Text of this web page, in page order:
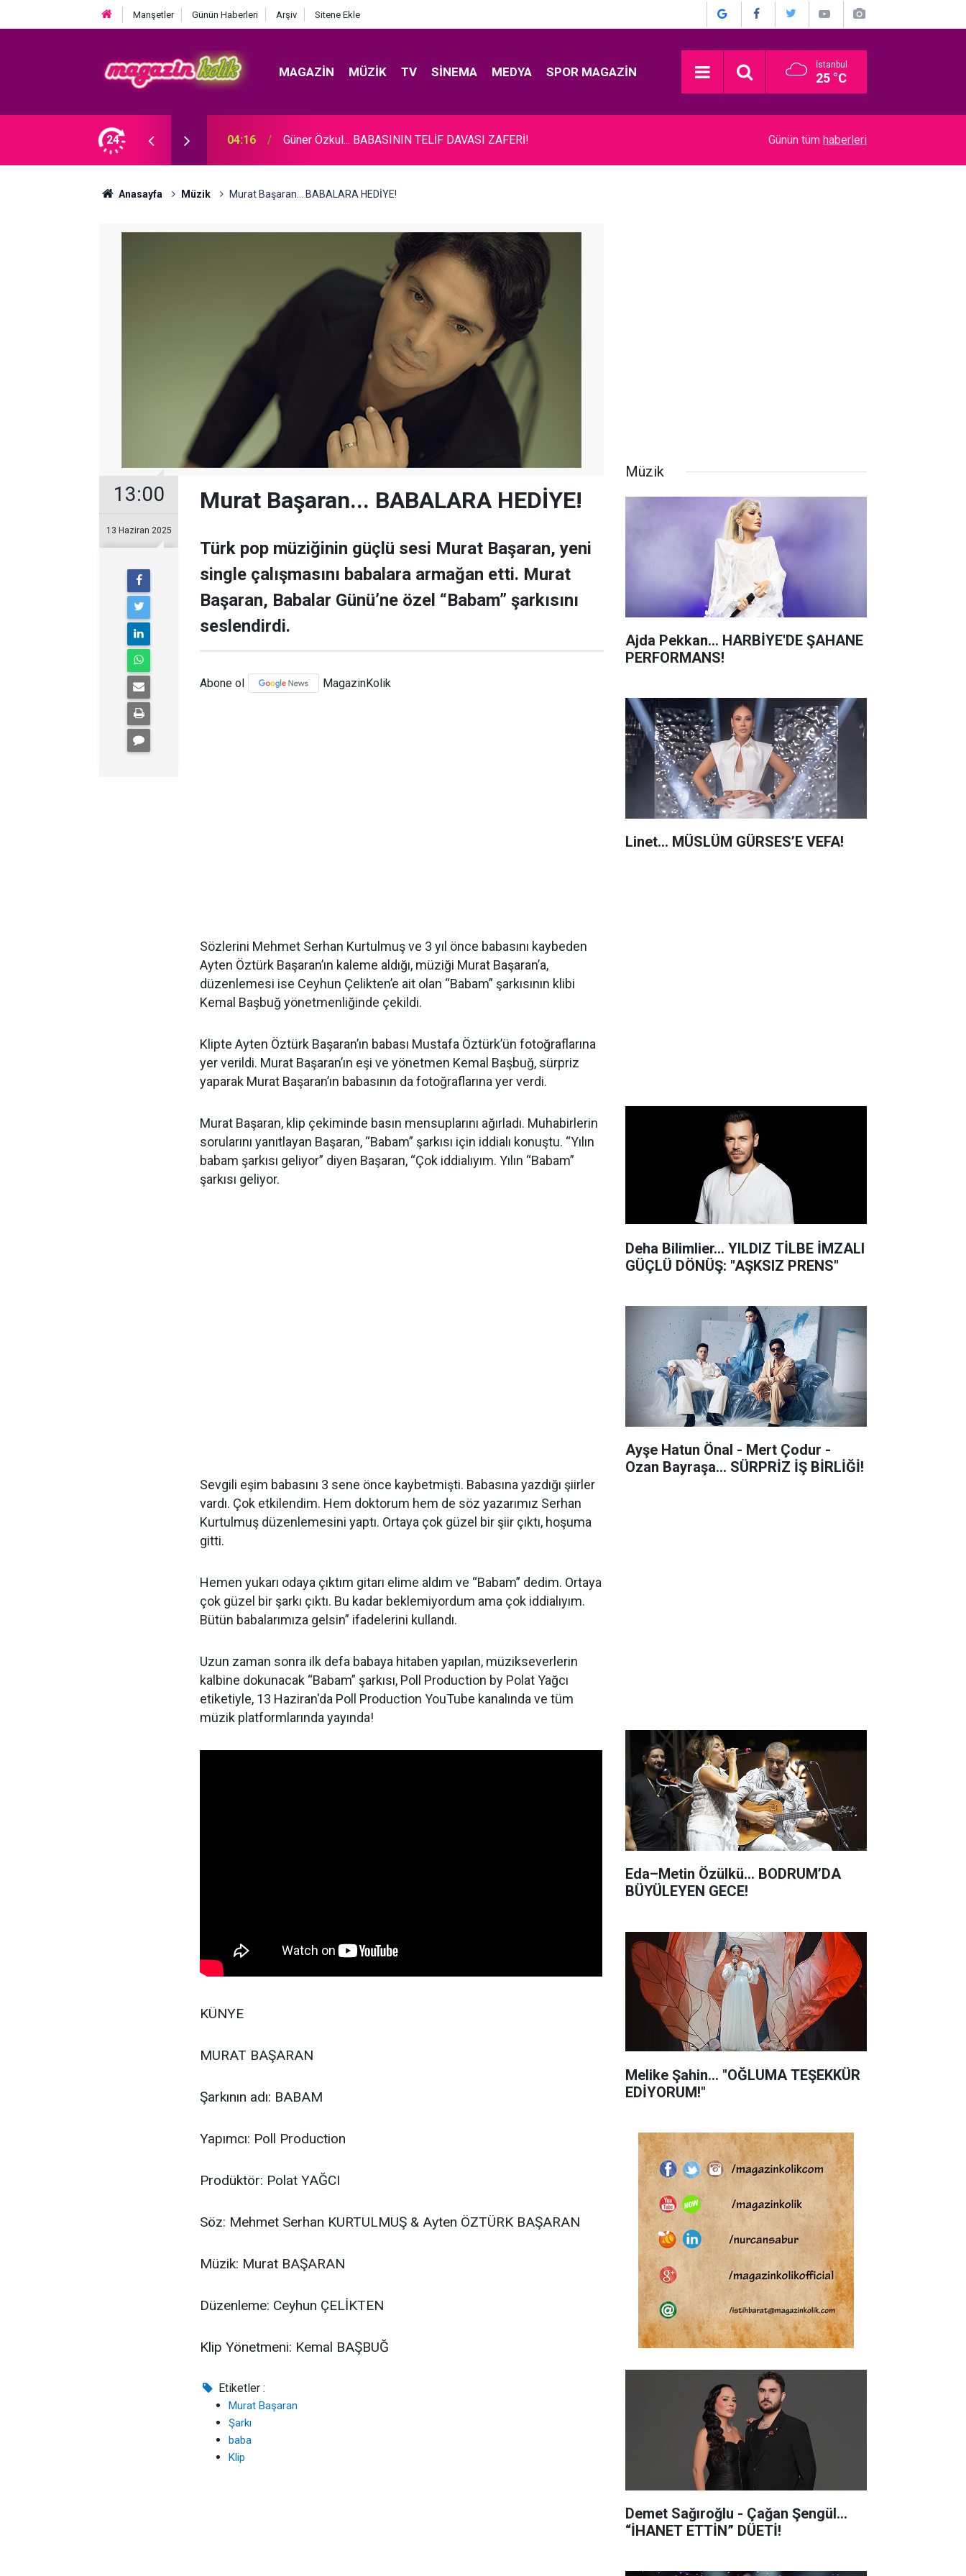
Manşetler Günün Haberleri Arşiv Sitene Ekle
MAGAZIN MÜZIK TV SINEMA MEDYA SPOR MAGAZIN İstanbul
25 °C
24 04:08 Atiye... KONSER ÖNCESİ FENALAŞINCA HASTANEYE KALDIRILDI! Rihanna… 10 YIL SONRA YENİ ALBÜM İÇİN
Günün tüm haberleri
Anasayfa Müzik Murat Başaran... BABALARA HEDİYE!
13:00
13 Haziran 2025
Murat Başaran... BABALARA HEDİYE!
Türk pop müziğinin güçlü sesi Murat Başaran, yeni
single çalışmasını babalara armağan etti. Murat
Başaran, Babalar Günü’ne özel “Babam” şarkısını
seslendirdi.
Abone ol MagazinKolik
Sözlerini Mehmet Serhan Kurtulmuş ve 3 yıl önce babasını kaybeden
Ayten Öztürk Başaran’ın kaleme aldığı, müziği Murat Başaran’a,
düzenlemesi ise Ceyhun Çelikten’e ait olan “Babam” şarkısının klibi
Kemal Başbuğ yönetmenliğinde çekildi.
Klipte Ayten Öztürk Başaran’ın babası Mustafa Öztürk’ün fotoğraflarına
yer verildi. Murat Başaran’ın eşi ve yönetmen Kemal Başbuğ, sürpriz
yaparak Murat Başaran’ın babasının da fotoğraflarına yer verdi.
Murat Başaran, klip çekiminde basın mensuplarını ağırladı. Muhabirlerin
sorularını yanıtlayan Başaran, “Babam” şarkısı için iddialı konuştu. “Yılın
babam şarkısı geliyor” diyen Başaran, “Çok iddialıyım. Yılın “Babam”
şarkısı geliyor.
Sevgili eşim babasını 3 sene önce kaybetmişti. Babasına yazdığı şiirler
vardı. Çok etkilendim. Hem doktorum hem de söz yazarımız Serhan
Kurtulmuş düzenlemesini yaptı. Ortaya çok güzel bir şiir çıktı, hoşuma
gitti.
Hemen yukarı odaya çıktım gitarı elime aldım ve “Babam” dedim. Ortaya
çok güzel bir şarkı çıktı. Bu kadar beklemiyordum ama çok iddialıyım.
Bütün babalarımıza gelsin” ifadelerini kullandı.
Uzun zaman sonra ilk defa babaya hitaben yapılan, müzikseverlerin
kalbine dokunacak “Babam” şarkısı, Poll Production by Polat Yağcı
etiketiyle, 13 Haziran'da Poll Production YouTube kanalında ve tüm
müzik platformlarında yayında!
KÜNYE
MURAT BAŞARAN
Şarkının adı: BABAM
Yapımcı: Poll Production
Prodüktör: Polat YAĞCI
Söz: Mehmet Serhan KURTULMUŞ & Ayten ÖZTÜRK BAŞARAN
Müzik: Murat BAŞARAN
Düzenleme: Ceyhun ÇELİKTEN
Klip Yönetmeni: Kemal BAŞBUĞ
Etiketler :
Murat Başaran
Şarkı
baba
Klip
Müzik
Ajda Pekkan... HARBİYE'DE ŞAHANE
PERFORMANS!
Linet… MÜSLÜM GÜRSES’E VEFA!
Deha Bilimlier... YILDIZ TİLBE İMZALI
GÜÇLÜ DÖNÜŞ: "AŞKSIZ PRENS"
Ayşe Hatun Önal - Mert Çodur -
Ozan Bayraşa... SÜRPRİZ İŞ BİRLİĞİ!
Eda–Metin Özülkü... BODRUM’DA
BÜYÜLEYEN GECE!
Melike Şahin... "OĞLUMA TEŞEKKÜR
EDİYORUM!"
Demet Sağıroğlu - Çağan Şengül...
“İHANET ETTİN” DÜETİ!